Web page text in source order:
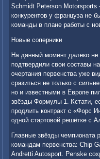
Schmidt Peterson Motorsports
конкурентов у француза не
команды в плане работы с
Новые соперники
На данный момент далеко
подтвердили свои составы
очертания первенства уже
сразиться не только с
но и известными в Европе
звёзды Формулы-1. Кстати,
продлить контракт с «Форс
одной стартовой решётке с
Главные звёзды чемпионата
командам первенства: Chip
Andretti Autosport. Penske